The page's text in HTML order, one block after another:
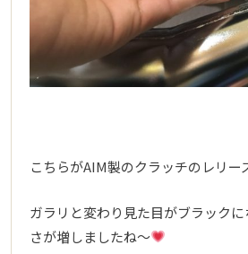
こちらがAIM製のクラッチのレリー
ガラリと変わり見た目がブラック
さが増しましたね～